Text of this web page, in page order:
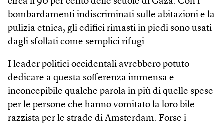
bombardamenti indiscriminati sulle abitazioni e la
pulizia etnica, gli edifici rimasti in piedi sono usati
dagli sfollati come semplici rifugi.
I leader politici occidentali avrebbero potuto
dedicare a questa sofferenza immensa e
inconcepibile qualche parola in più di quelle spese
per le persone che hanno vomitato la loro bile
razzista per le strade di Amsterdam. Forse i